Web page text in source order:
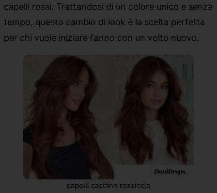
capelli rossi. Trattandosi di un colore unico e senza
tempo, questo cambio di look è la scelta perfetta
per chi vuole iniziare l'anno con un volto nuovo.
capelli castano rossiccio